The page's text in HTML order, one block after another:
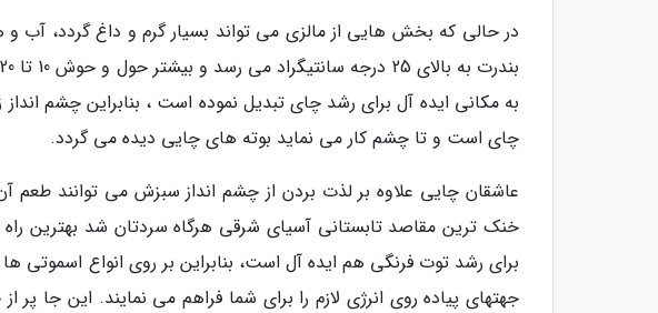
در حالی که بخش هایی از مالزی می تواند بسیار گرم و داغ گردد،
به مکانی ایده آل برای رشد چای تبدیل نموده است ، بنابراین چشم
چای است و تا چشم کار می نماید بوته های چایی دیده می گردد.
عاشقان چایی علاوه بر لذت بردن از چشم انداز سبزش می توانند طعم
خنک ترین مقاصد تابستانی آسیای شرقی هرگاه سردتان شد بهترین
برای رشد توت فرنگی هم ایده آل است، بنابراین بر روی انواع
جهتهای پیاده روی انرژی لازم را برای شما فراهم می نمایند. این جا